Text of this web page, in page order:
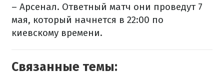
– Арсенал. Ответный матч они проведут 7
мая, который начнется в 22:00 по
киевскому времени.
Связанные темы: